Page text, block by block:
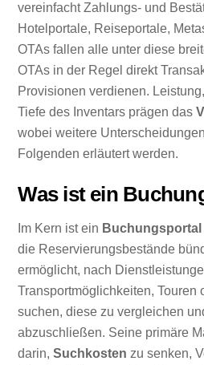
vereinfacht Zahlungs- und
Hotelportale, Reiseportale,
OTAs fallen alle unter diese
OTAs in der Regel direkt
Provisionen verdienen.
Tiefe des Inventars prägen das
wobei weitere
Folgenden erläutert werden.
Was ist ein
Im Kern ist ein Buchungsportal
die Reservierungsbestände
ermöglicht, nach
Transportmöglichkeiten, Touren
suchen, diese zu vergleichen
abzuschließen. Seine primäre
darin,Suchkosten zu senken,